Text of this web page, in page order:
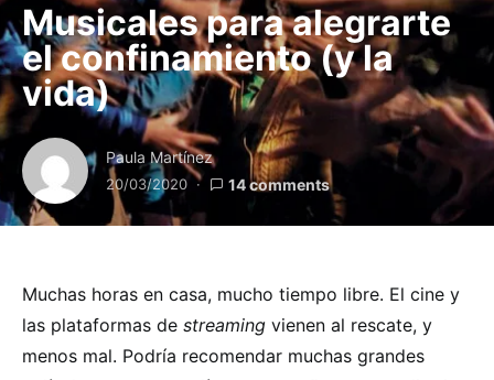
Musicales para alegrarte
el confinamiento (y la
vida)
Paula Martínez
20/03/2020 14 comments
Muchas horas en casa, mucho tiempo libre. El cine y
las plataformas de streaming vienen al rescate, y
menos mal. Podría recomendar muchas grandes